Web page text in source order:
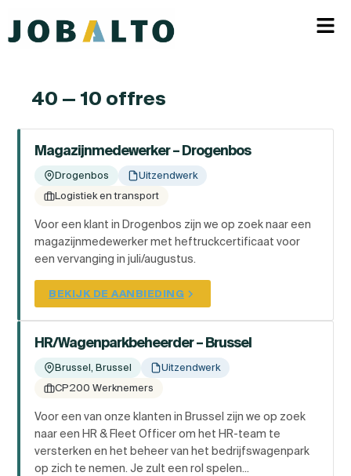
40 — 10 offres
Magazijnmedewerker – Drogenbos
Drogenbos
Uitzendwerk
Logistiek en transport
Voor een klant in Drogenbos zijn we op zoek naar een
magazijnmedewerker met heftruckcertificaat voor
een vervanging in juli/augustus.
BEKIJK DE AANBIEDING
HR/Wagenparkbeheerder – Brussel
Brussel, Brussel
Uitzendwerk
CP200 Werknemers
Voor een van onze klanten in Brussel zijn we op zoek
naar een HR & Fleet Officer om het HR-team te
versterken en het beheer van het bedrijfswagenpark
op zich te nemen. Je zult een rol spelen...